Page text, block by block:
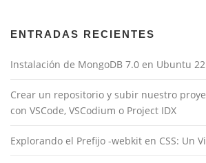
ENTRADAS RECIENTES
Instalación de MongoDB 7.0 en Ubuntu
Crear un repositorio y subir nuestro
con VSCode, VSCodium o Project IDX
Explorando el Prefijo -webkit en CSS: Un